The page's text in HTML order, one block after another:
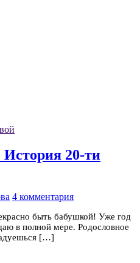
20-ти
4 комментария
быть бабушкой! Уже год
в полной мере. Родословное
[…]